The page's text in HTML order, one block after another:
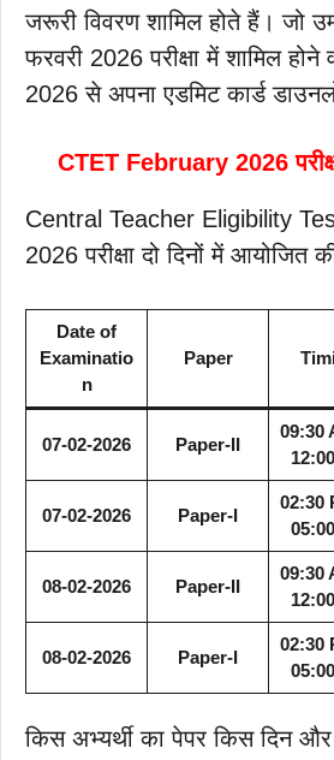
जरूरी विवरण शामिल होते हैं। जो
फरवरी 2026 परीक्षा में शामिल
2026 से अपना एडमिट कार्ड
CTET February 2026
Central Teacher Eligibility
2026 परीक्षा दो दिनों में आयोजित
Date of
Examinatio
n
Paper
07-02-2026 Paper-II
09:30
07-02-2026 Paper-I
02:30
08-02-2026 Paper-II
09:30
08-02-2026 Paper-I
02:30
किस अभ्यर्थी का पेपर किस दिन और